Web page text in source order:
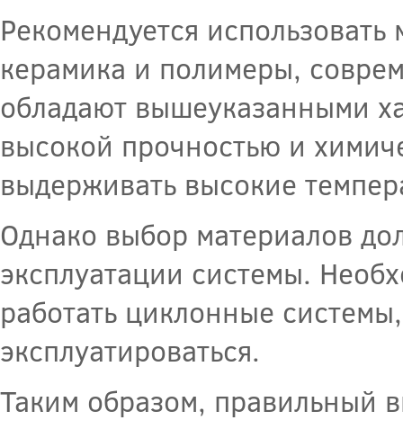
Рекомендуется
керамика и полимеры,
обладают вышеуказанными
высокой прочностью и
выдерживать высокие
Однако выбор материалов
эксплуатации системы.
работать циклонные
эксплуатироваться.
Таким образом, правильный